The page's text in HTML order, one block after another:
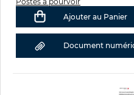
Ajouter au Panier
Document